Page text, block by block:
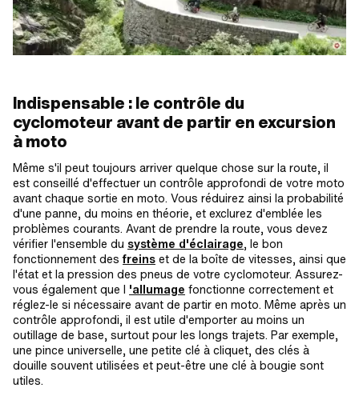
Indispensable : le contrôle du
cyclomoteur avant de partir en excursion
à moto
Même s'il peut toujours arriver quelque chose sur la route, il
est conseillé d'effectuer un contrôle approfondi de votre moto
avant chaque sortie en moto. Vous réduirez ainsi la probabilité
d'une panne, du moins en théorie, et exclurez d'emblée les
problèmes courants. Avant de prendre la route, vous devez
vérifier l'ensemble du système d'éclairage, le bon
fonctionnement desfreins et de la boîte de vitesses, ainsi que
l'état et la pression des pneus de votre cyclomoteur. Assurez-
vous également que l 'allumage fonctionne correctement et
réglez-le si nécessaire avant de partir en moto. Même après un
contrôle approfondi, il est utile d'emporter au moins un
outillage de base, surtout pour les longs trajets. Par exemple,
une pince universelle, une petite clé à cliquet, des clés à
douille souvent utilisées et peut-être une clé à bougie sont
utiles.